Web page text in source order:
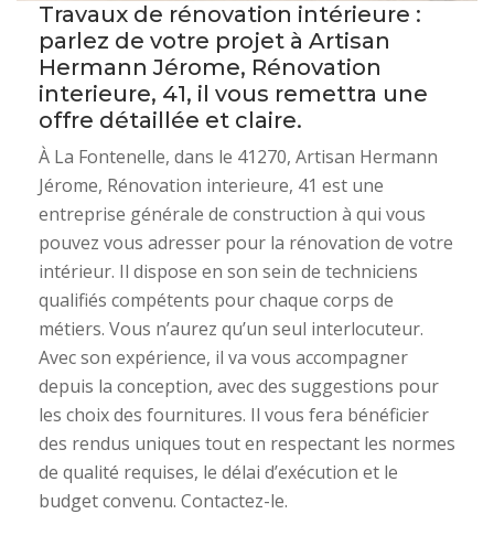
Travaux de rénovation intérieure :
parlez de votre projet à Artisan
Hermann Jérome, Rénovation
interieure, 41, il vous remettra une
offre détaillée et claire.
À La Fontenelle, dans le 41270, Artisan Hermann
Jérome, Rénovation interieure, 41 est une
entreprise générale de construction à qui vous
pouvez vous adresser pour la rénovation de votre
intérieur. Il dispose en son sein de techniciens
qualifiés compétents pour chaque corps de
métiers. Vous n’aurez qu’un seul interlocuteur.
Avec son expérience, il va vous accompagner
depuis la conception, avec des suggestions pour
les choix des fournitures. Il vous fera bénéficier
des rendus uniques tout en respectant les normes
de qualité requises, le délai d’exécution et le
budget convenu. Contactez-le.